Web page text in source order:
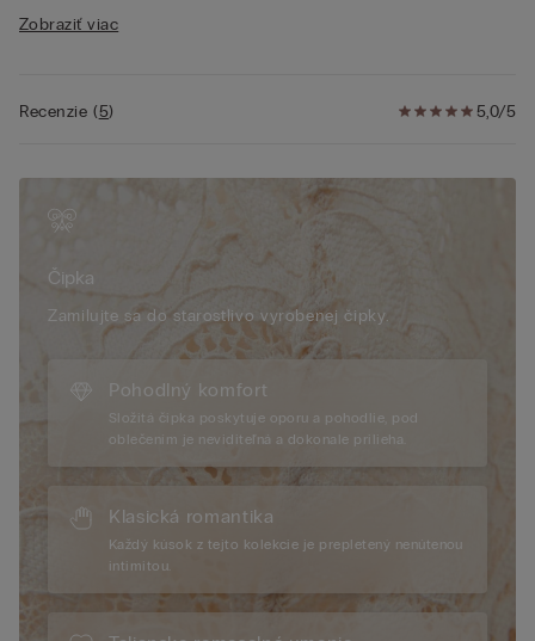
• Ramienka nastaviteľné v zadnej časti
• Modelka je vysoká 175 cm a nosí veľkosť
Zobraziť viac
5,0/5
Recenzie(5)
Čipka
Zamilujte sa do starostlivo vyrobenej čipky.
Pohodlný komfort
Složitá čipka poskytuje oporu a pohodlie, pod
oblečením je neviditeľná a dokonale prilieha.
Klasická romantika
Každý kúsok z tejto kolekcie je prepletený nenútenou
intimitou.